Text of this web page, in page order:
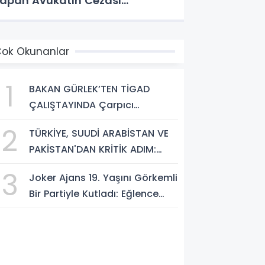
Okunanlar
1
BAKAN GÜRLEK’TEN TİGAD
ÇALIŞTAYINDA Çarpıcı
Yeni Bir Aydınlığa Uyanacağız"
2
TÜRKİYE, SUUDİ ARABİSTAN VE
PAKİSTAN'DAN KRİTİK ADIM:
ANLAŞMASI" İMZALANDI!
3
Joker Ajans 19. Yaşını Görkemli
Bir Partiyle Kutladı: Eğlence